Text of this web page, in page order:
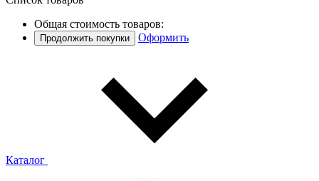
Общая стоимость товаров:
Продолжить покупки Оформить
Каталог